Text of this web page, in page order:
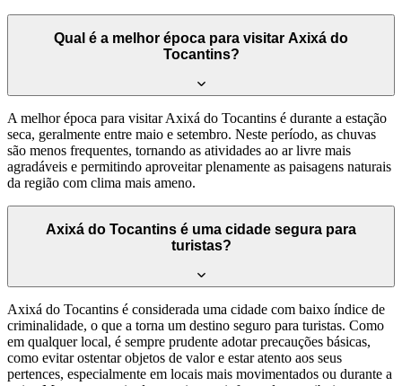
Qual é a melhor época para visitar Axixá do
Tocantins?
A melhor época para visitar Axixá do Tocantins é durante a estação
seca, geralmente entre maio e setembro. Neste período, as chuvas
são menos frequentes, tornando as atividades ao ar livre mais
agradáveis e permitindo aproveitar plenamente as paisagens naturais
da região com clima mais ameno.
Axixá do Tocantins é uma cidade segura para
turistas?
Axixá do Tocantins é considerada uma cidade com baixo índice de
criminalidade, o que a torna um destino seguro para turistas. Como
em qualquer local, é sempre prudente adotar precauções básicas,
como evitar ostentar objetos de valor e estar atento aos seus
pertences, especialmente em locais mais movimentados ou durante a